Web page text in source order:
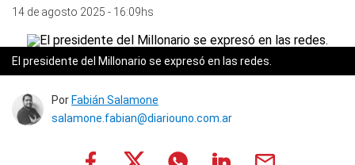
14 de agosto 2025 - 16:09hs
El presidente del Millonario se expresó en las redes.
Por Fabián Salamone
salamone.fabian@diariouno.com.ar